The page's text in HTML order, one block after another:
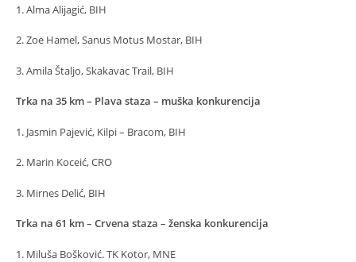
1. Alma Alijagić, BIH
2. Zoe Hamel, Sanus Motus Mostar, BIH
3. Amila Štaljo, Skakavac Trail, BIH
Trka na 35 km – Plava staza – muška konkurencija
1. Jasmin Pajević, Kilpi – Bracom, BIH
2. Marin Koceić, CRO
3. Mirnes Delić, BIH
Trka na 61 km – Crvena staza – ženska konkurencija
1. Miluša Bošković. TK Kotor, MNE